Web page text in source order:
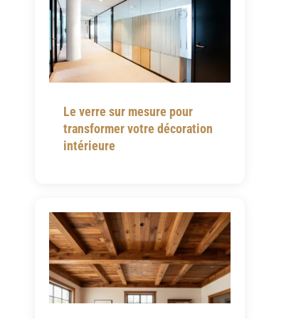
Le verre sur mesure pour
transformer votre décoration
intérieure